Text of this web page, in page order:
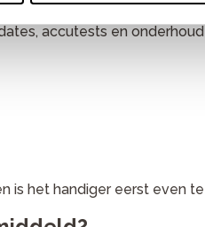
Totaal Wijtman
accutests en
is het handiger eerst even